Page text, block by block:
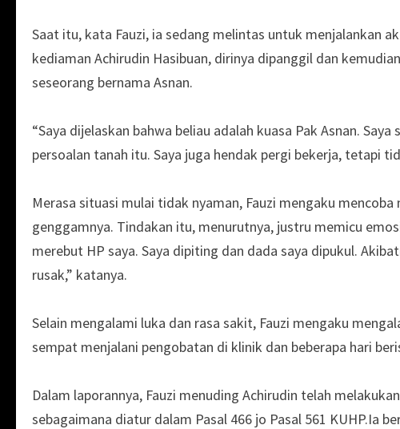
Saat itu, kata Fauzi, ia sedang melintas untuk menjalankan
kediaman Achirudin Hasibuan, dirinya dipanggil dan
seseorang bernama Asnan.
“Saya dijelaskan bahwa beliau adalah kuasa Pak Asnan.
persoalan tanah itu. Saya juga hendak pergi bekerja, tetapi
Merasa situasi mulai tidak nyaman, Fauzi mengaku
genggamnya. Tindakan itu, menurutnya, justru memicu
merebut HP saya. Saya dipiting dan dada saya dipukul.
rusak,” katanya.
Selain mengalami luka dan rasa sakit, Fauzi mengaku
sempat menjalani pengobatan di klinik dan beberapa hari
Dalam laporannya, Fauzi menuding Achirudin telah
sebagaimana diatur dalam Pasal 466 jo Pasal 561 KUHP.Ia